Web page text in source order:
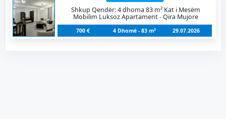
Shkup Qendër: 4 dhoma 83 m² Kat i Mesëm
Mobilim Luksoz Apartament - Qira Mujore
700 € 4 Dhomë - 83 m² 29.07.2026